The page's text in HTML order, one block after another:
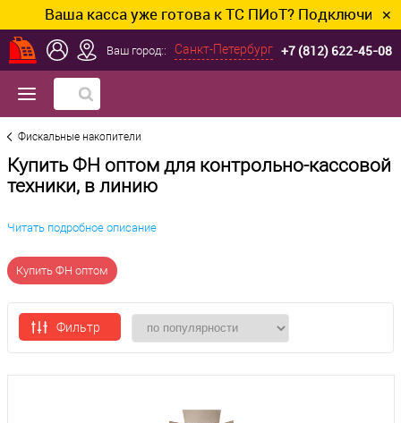
Ваша касса уже готова к ТС ПИоТ? Подключим и ✕
Ваш город:: Санкт-Петербург +7 (812) 622-45-08
Фискальные накопители
Купить ФН оптом для контрольно-кассовой
техники, в линию
Читать подробное описание
Купить ФН оптом
Фильтр